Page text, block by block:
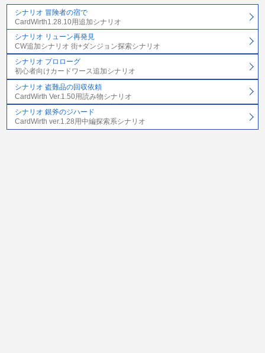
シナリオ 冒険者の宿で
CardWirth1.28.10用追加シナリオ
シナリオ リューン再発見
CW追加シナリオ 街+ダンジョン探索シナリオ
シナリオ プロローグ
初心者向けカードワース追加シナリオ
シナリオ 盗難品の回収依頼
CardWirth Ver.1.50用読み物シナリオ
シナリオ 銀斧のジハード
CardWirth ver.1.28用中編探索系シナリオ